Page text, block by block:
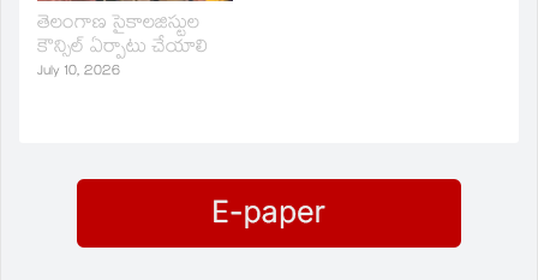
తెలంగాణ సైకాలజిస్టుల
కౌన్సిల్ ఏర్పాటు చేయాలి
July 10, 2026